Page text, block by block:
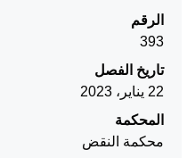
الرقم
393
تاريخ الفصل
22 يناير، 2023
المحكمة
محكمة النقض